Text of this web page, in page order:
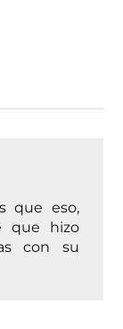
que eso,
que hizo
con su